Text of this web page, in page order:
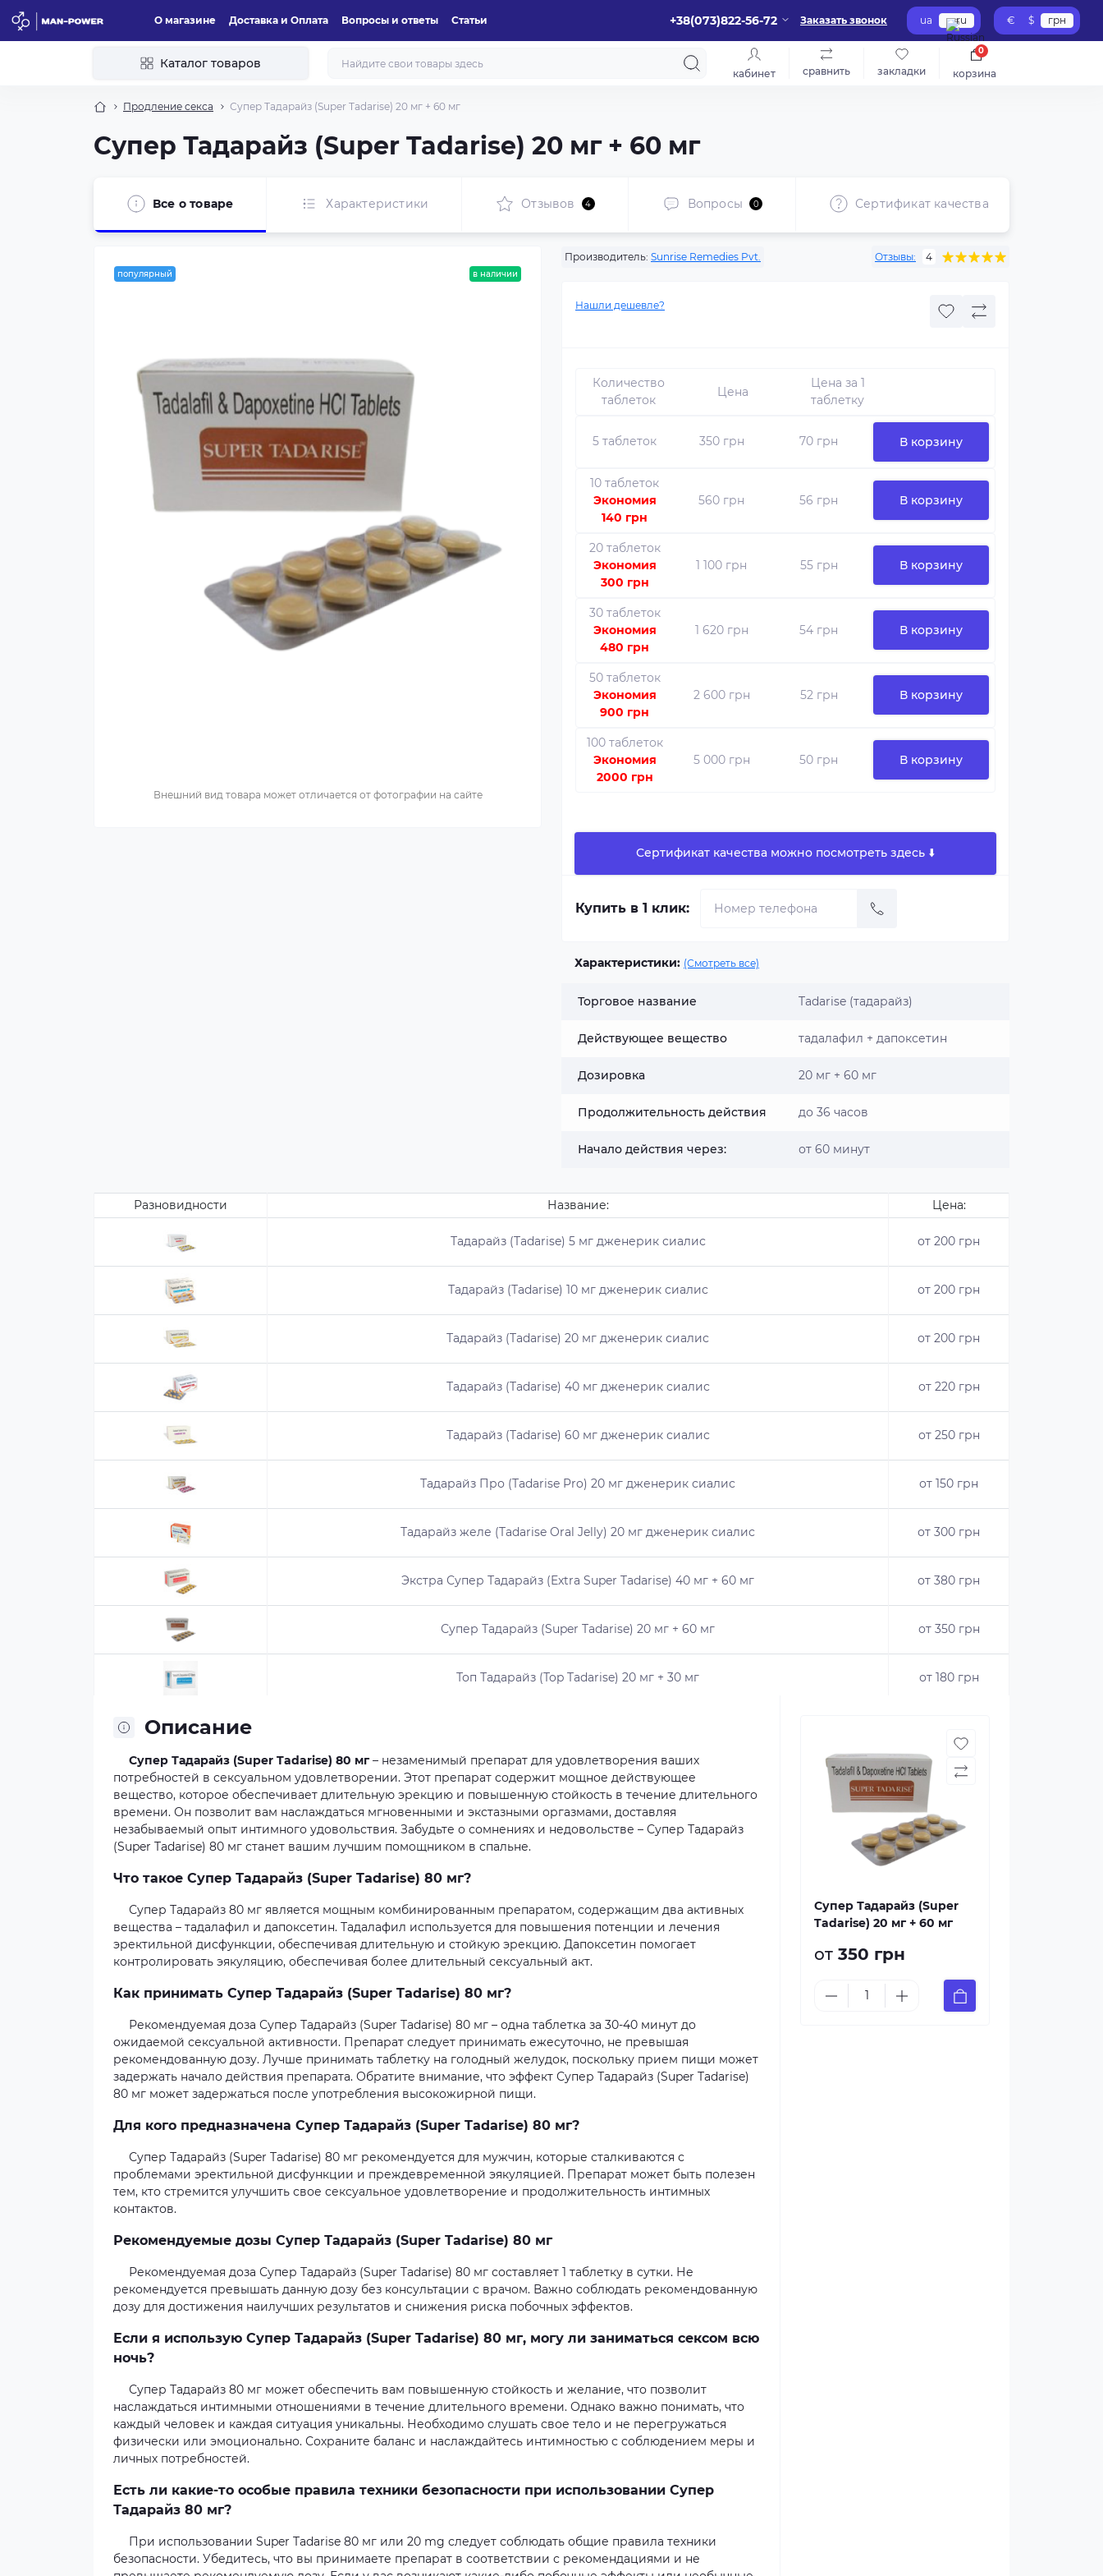
О магазине Доставка и Оплата Вопросы и ответы Статьи +38(073)822-56-72 Заказать звонок ua ru € $ грн
Каталог товаров
кабинет сравнить закладки корзина
0
Продление секса Супер Тадарайз (Super Tadarise) 20 мг + 60 мг
Супер Тадарайз (Super Tadarise) 20 мг + 60 мг
Все о товаре Характеристики Отзывов 4 Вопросы 0 Сертификат качества
популярный в наличии
Внешний вид товара может отличается от фотографии на сайте
Производитель: Sunrise Remedies Pvt. Отзывы: 4
Нашли дешевле?
Количество
таблеток
Цена
Цена за 1
таблетку
5 таблеток 350 грн 70 грн В корзину
10 таблеток
Экономия
140 грн
560 грн 56 грн В корзину
20 таблеток
Экономия
300 грн
1 100 грн 55 грн В корзину
30 таблеток
Экономия
480 грн
1 620 грн 54 грн В корзину
50 таблеток
Экономия
900 грн
2 600 грн 52 грн В корзину
100 таблеток
Экономия
2000 грн
5 000 грн 50 грн В корзину
Сертификат качества можно посмотреть здесь ⬇️
Купить в 1 клик:
Характеристики: (Смотреть все)
Торговое название Tadarise (тадарайз)
Действующее вещество тадалафил + дапоксетин
Дозировка 20 мг + 60 мг
Продолжительность действия до 36 часов
Начало действия через: от 60 минут
Разновидности Название: Цена:
Тадарайз (Tadarise) 5 мг дженерик сиалис от 200 грн
Тадарайз (Tadarise) 10 мг дженерик сиалис от 200 грн
Тадарайз (Tadarise) 20 мг дженерик сиалис от 200 грн
Тадарайз (Tadarise) 40 мг дженерик сиалис от 220 грн
Тадарайз (Tadarise) 60 мг дженерик сиалис от 250 грн
Тадарайз Про (Tadarise Pro) 20 мг дженерик сиалис от 150 грн
Тадарайз желе (Tadarise Oral Jelly) 20 мг дженерик сиалис от 300 грн
Экстра Супер Тадарайз (Extra Super Tadarise) 40 мг + 60 мг от 380 грн
Супер Тадарайз (Super Tadarise) 20 мг + 60 мг от 350 грн
Топ Тадарайз (Top Tadarise) 20 мг + 30 мг от 180 грн
Описание
Супер Тадарайз (Super Tadarise) 80 мг – незаменимый препарат для удовлетворения ваших
потребностей в сексуальном удовлетворении. Этот препарат содержит мощное действующее
вещество, которое обеспечивает длительную эрекцию и повышенную стойкость в течение длительного
времени. Он позволит вам наслаждаться мгновенными и экстазными оргазмами, доставляя
незабываемый опыт интимного удовольствия. Забудьте о сомнениях и недовольстве – Супер Тадарайз
(Super Tadarise) 80 мг станет вашим лучшим помощником в спальне.
Что такое Супер Тадарайз (Super Tadarise) 80 мг?
Супер Тадарайз 80 мг является мощным комбинированным препаратом, содержащим два активных
вещества – тадалафил и дапоксетин. Тадалафил используется для повышения потенции и лечения
эректильной дисфункции, обеспечивая длительную и стойкую эрекцию. Дапоксетин помогает
контролировать эякуляцию, обеспечивая более длительный сексуальный акт.
Как принимать Супер Тадарайз (Super Tadarise) 80 мг?
Рекомендуемая доза Супер Тадарайз (Super Tadarise) 80 мг – одна таблетка за 30-40 минут до
ожидаемой сексуальной активности. Препарат следует принимать ежесуточно, не превышая
рекомендованную дозу. Лучше принимать таблетку на голодный желудок, поскольку прием пищи может
задержать начало действия препарата. Обратите внимание, что эффект Супер Тадарайз (Super Tadarise)
80 мг может задержаться после употребления высокожирной пищи.
Для кого предназначена Супер Тадарайз (Super Tadarise) 80 мг?
Супер Тадарайз (Super Tadarise) 80 мг рекомендуется для мужчин, которые сталкиваются с
проблемами эректильной дисфункции и преждевременной эякуляцией. Препарат может быть полезен
тем, кто стремится улучшить свое сексуальное удовлетворение и продолжительность интимных
контактов.
Рекомендуемые дозы Супер Тадарайз (Super Tadarise) 80 мг
Рекомендуемая доза Супер Тадарайз (Super Tadarise) 80 мг составляет 1 таблетку в сутки. Не
рекомендуется превышать данную дозу без консультации с врачом. Важно соблюдать рекомендованную
дозу для достижения наилучших результатов и снижения риска побочных эффектов.
Если я использую Супер Тадарайз (Super Tadarise) 80 мг, могу ли заниматься сексом всю
ночь?
Супер Тадарайз 80 мг может обеспечить вам повышенную стойкость и желание, что позволит
наслаждаться интимными отношениями в течение длительного времени. Однако важно понимать, что
каждый человек и каждая ситуация уникальны. Необходимо слушать свое тело и не перегружаться
физически или эмоционально. Сохраните баланс и наслаждайтесь интимностью с соблюдением меры и
личных потребностей.
Есть ли какие-то особые правила техники безопасности при использовании Супер
Тадарайз 80 мг?
При использовании Super Tadarise 80 мг или 20 mg следует соблюдать общие правила техники
безопасности. Убедитесь, что вы принимаете препарат в соответствии с рекомендациями и не
Супер Тадарайз (Super
Tadarise) 20 мг + 60 мг
от 350 грн